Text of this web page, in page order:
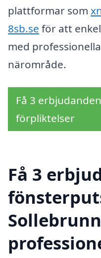
plattformar som
8sb.se för att
med
närområde.
Få 3
förpliktelser
Få 3